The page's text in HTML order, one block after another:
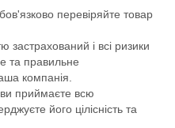
перевіряйте товар
застрахований і всі ризики
та правильне
компанія.
приймаєте всю
його цілісність та